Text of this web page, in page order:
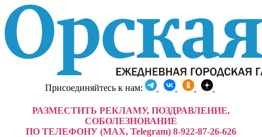
Присоединяйтесь к нам:
РАЗМЕСТИТЬ РЕКЛАМУ, ПОЗДРАВЛЕНИЕ,
СОБОЛЕЗНОВАНИЕ
ПО ТЕЛЕФОНУ (MAX, Telegram) 8-922-87-26-626